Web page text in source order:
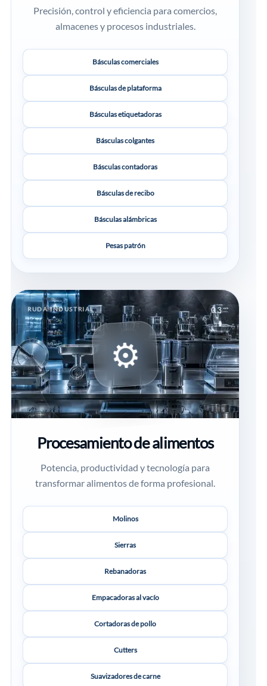
Precisión, control y eficiencia para comercios,
almacenes y procesos industriales.
Básculas comerciales
Básculas de plataforma
Básculas etiquetadoras
Básculas colgantes
Básculas contadoras
Básculas de recibo
Básculas alámbricas
Pesas patrón
RUDA INDUSTRIAL 03
⚙
Procesamiento de alimentos
Potencia, productividad y tecnología para
transformar alimentos de forma profesional.
Molinos
Sierras
Rebanadoras
Empacadoras al vacío
Cortadoras de pollo
Cutters
Suavizadores de carne